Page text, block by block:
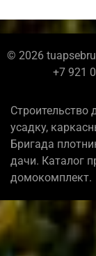
© 2026
+7 921
усадку,
Бригада
дачи. Каталог
домокомплект.